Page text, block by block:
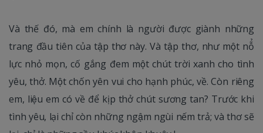
Và thế đó, mà em chính là người được giành những
trang đầu tiên của tập thơ này. Và tập thơ, như một nỗ̉
lực nhỏ mọn, cố gắng đem một chút trời xanh cho tình
yêu, thở. Một chốn yên vui cho hạnh phúc, về. Còn riêng
em, liệu em có về để kịp thở chút sương tan? Trước khi
tình yêu, lại chỉ còn những ngậm ngùi nếm trả; và thơ sẽ